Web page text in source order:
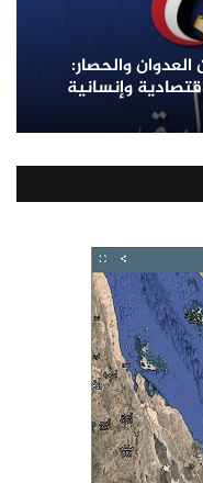
فاتورة 12 عاماً من العدوان والحصار:
وإنسانية